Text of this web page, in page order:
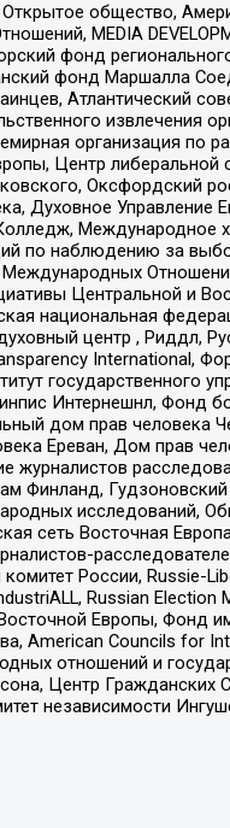
общество,
MEDIA
фонд
фонд Маршалла
Атлантический
извлечения
организация по
Центр либеральной
Оксфордский
Духовное Управление
Международное
по наблюдению за
Международных
Центральной и
национальная
центр , Риддл,
International,
государственного
Интернешнл, Фонд
дом прав человека
Ереван, Дом прав
журналистов
Финланд,
исследований,
сеть Восточная
России, Russie-
Russian Election
Европы, Фонд
American Councils for
отношений и
Центр
независимости